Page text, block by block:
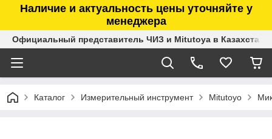
Наличие и актуальность цены уточняйте у
менеджера
Официальный представитель ЧИЗ и Mitutoya в Казахстане
Каталог Измерительный инструмент Mitutoyo